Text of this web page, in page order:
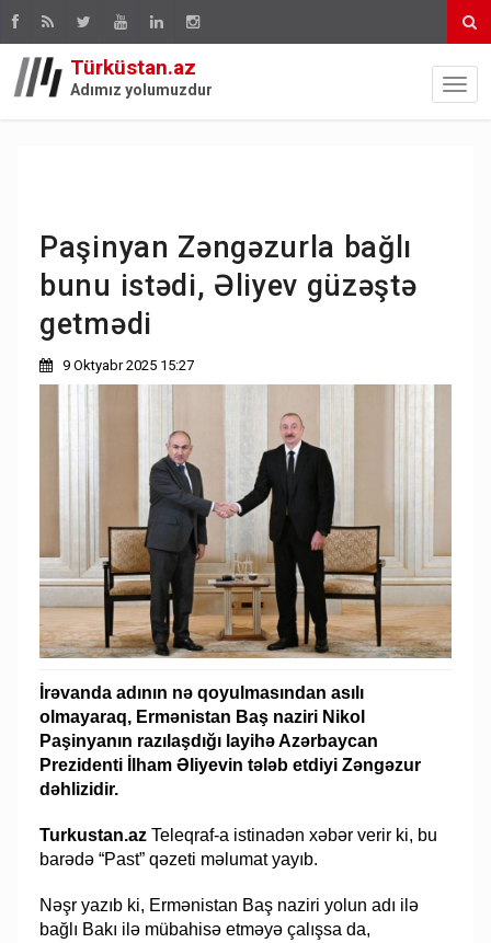
Türküstan.az
Adımız yolumuzdur
Paşinyan Zəngəzurla bağlı
bunu istədi, Əliyev güzəştə
getmədi
9 Oktyabr 2025 15:27
İrəvanda adının nə qoyulmasından asılı
olmayaraq, Ermənistan Baş naziri Nikol
Paşinyanın razılaşdığı layihə Azərbaycan
Prezidenti İlham Əliyevin tələb etdiyi Zəngəzur
dəhlizidir.
Turkustan.az Teleqraf-a istinadən xəbər verir ki, bu
barədə “Past” qəzeti məlumat yayıb.
Nəşr yazıb ki, Ermənistan Baş naziri yolun adı ilə
bağlı Bakı ilə mübahisə etməyə çalışsa da,